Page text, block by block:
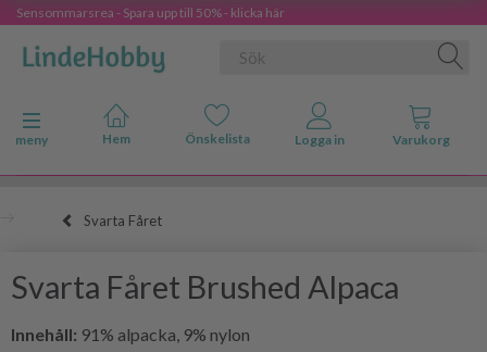
Sensommarsrea - Spara upp till 50% - klicka här
Ändra navigering
meny
Svarta Fåret
Svarta Fåret Brushed Alpaca
Innehåll: 91% alpacka, 9% nylon